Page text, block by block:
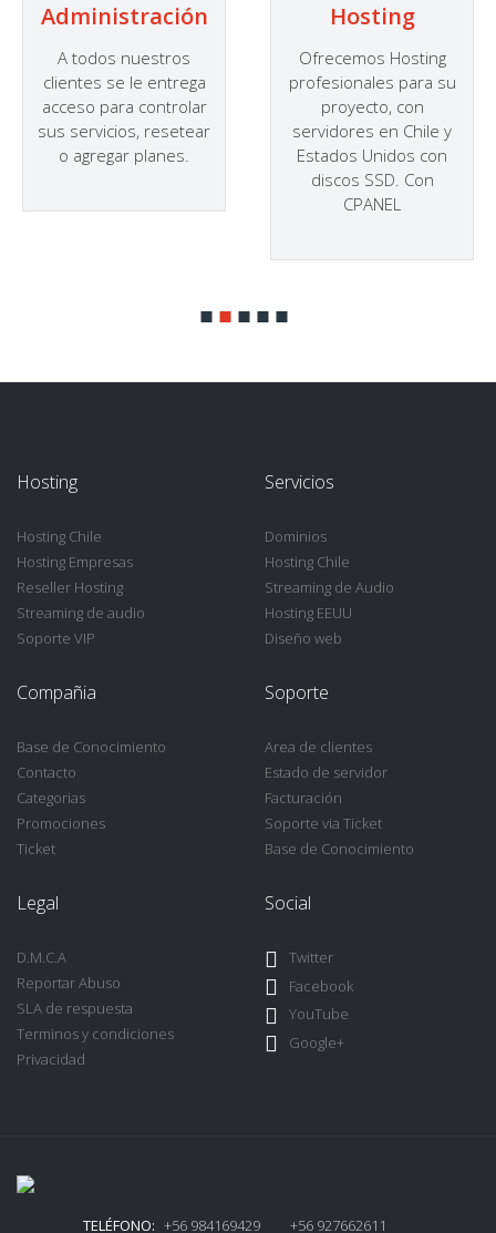
Administración
A todos nuestros
clientes se le entrega
acceso para controlar
sus servicios, resetear
o agregar planes.
Hosting
Ofrecemos Hosting
profesionales para su
proyecto, con
servidores en Chile y
Estados Unidos con
discos SSD. Con
CPANEL
Hosting
Hosting Chile
Hosting Empresas
Reseller Hosting
Streaming de audio
Soporte VIP
Servicios
Dominios
Hosting Chile
Streaming de Audio
Hosting EEUU
Diseño web
Compañia
Base de Conocimiento
Contacto
Categorias
Promociones
Ticket
Soporte
Area de clientes
Estado de servidor
Facturación
Soporte via Ticket
Base de Conocimiento
Legal
D.M.C.A
Reportar Abuso
SLA de respuesta
Terminos y condiciones
Privacidad
Social
Twitter
Facebook
YouTube
Google+
TELÉFONO: +56 984169429 +56 927662611